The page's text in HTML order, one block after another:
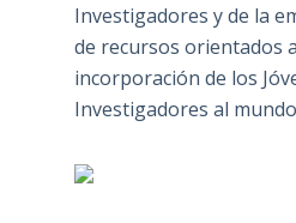
Investigadores y de la
de recursos orientados
incorporación de los
Investigadores al